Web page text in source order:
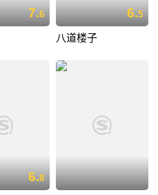
7.6 6.5
八道楼子
6.8